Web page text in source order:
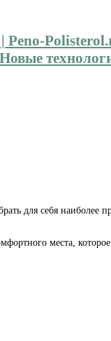
для себя наиболее
места, которое